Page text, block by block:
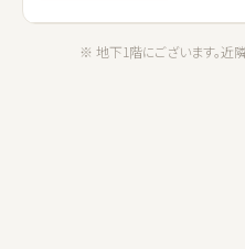
※ 地下1階にございます。近